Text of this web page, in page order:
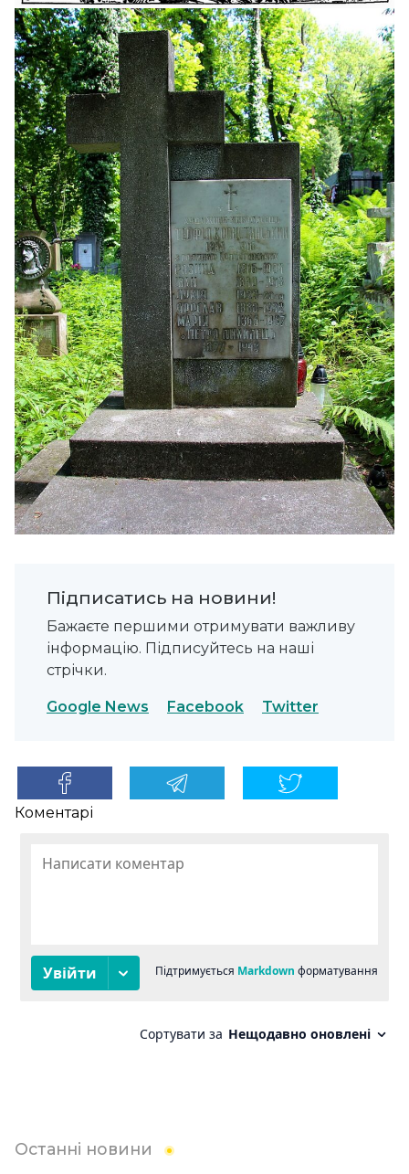
Підписатись на новини!
Бажаєте першими отримувати важливу
інформацію. Підписуйтесь на наші
стрічки.
Google News Facebook Twitter
Коментарі
Останні новини